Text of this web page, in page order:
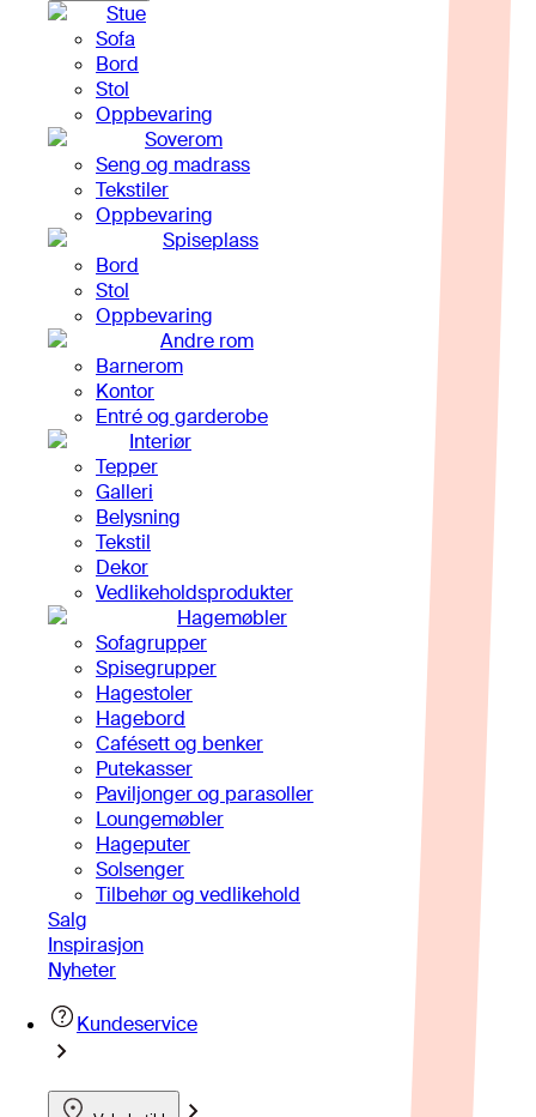
Stue
Sofa
Bord
Stol
Oppbevaring
Soverom
Seng og madrass
Tekstiler
Oppbevaring
Spiseplass
Bord
Stol
Oppbevaring
Andre rom
Barnerom
Kontor
Entré og garderobe
Interiør
Tepper
Galleri
Belysning
Tekstil
Dekor
Vedlikeholdsprodukter
Hagemøbler
Sofagrupper
Spisegrupper
Hagestoler
Hagebord
Cafésett og benker
Putekasser
Paviljonger og parasoller
Loungemøbler
Hageputer
Solsenger
Tilbehør og vedlikehold
Salg
Inspirasjon
Nyheter
Kundeservice